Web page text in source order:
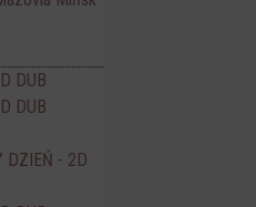
DUB
DUB
DZIEŃ - 2D